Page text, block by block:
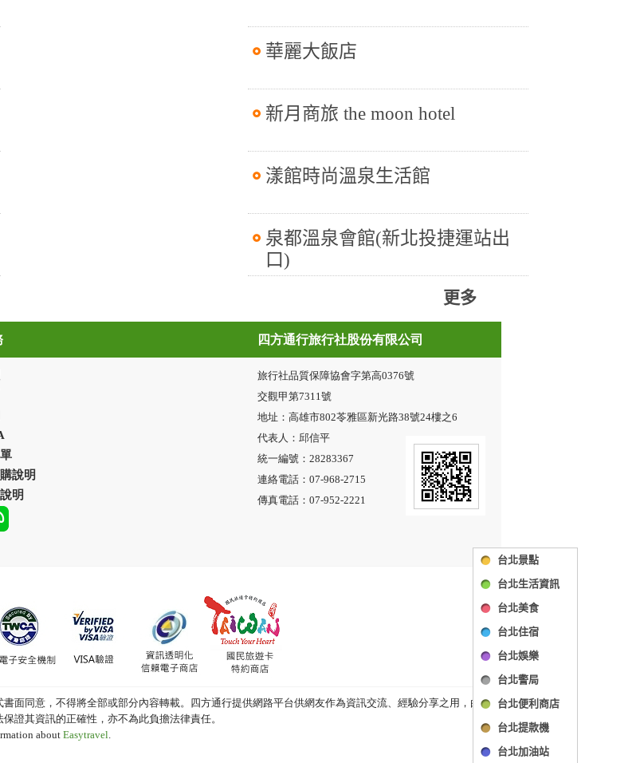
台北景點
台北生活資訊
台北美食
台北住宿
台北娛樂
台北警局
台北便利商店
台北提款機
台北加油站
華麗大飯店
新月商旅 the moon hotel
漾館時尚溫泉生活館
泉都溫泉會館(新北投捷運站出
口)
更多